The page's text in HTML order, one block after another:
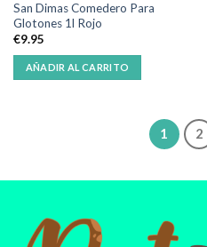
San Dimas Comedero Para
Glotones 1l Rojo
€9.95
AÑADIR AL CARRITO
1 2